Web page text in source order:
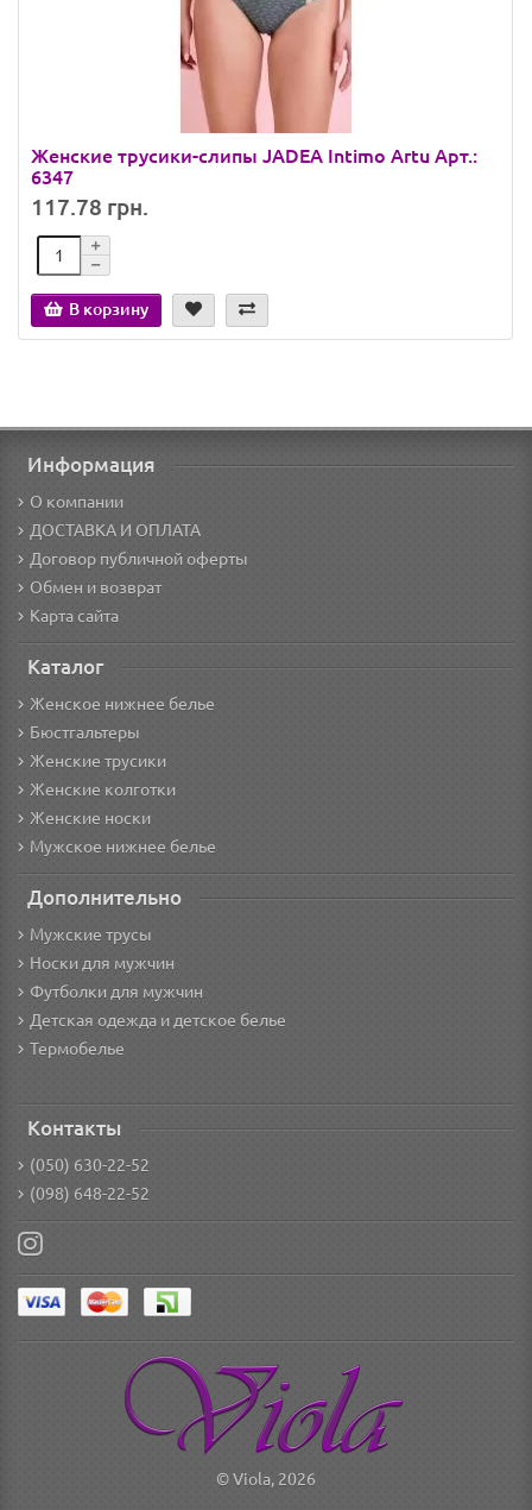
Женские трусики-слипы JADEA Intimo Artu Арт.:
6347
117.78 грн.
В корзину
Информация
О компании
ДОСТАВКА И ОПЛАТА
Договор публичной оферты
Обмен и возврат
Карта сайта
Каталог
Женское нижнее белье
Бюстгальтеры
Женские трусики
Женские колготки
Женские носки
Мужское нижнее белье
Дополнительно
Мужские трусы
Носки для мужчин
Футболки для мужчин
Детская одежда и детское белье
Термобелье
Контакты
(050) 630-22-52
(098) 648-22-52
© Viola, 2026